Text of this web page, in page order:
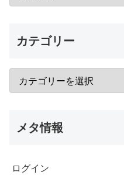
カテゴリー
メタ情報
ログイン